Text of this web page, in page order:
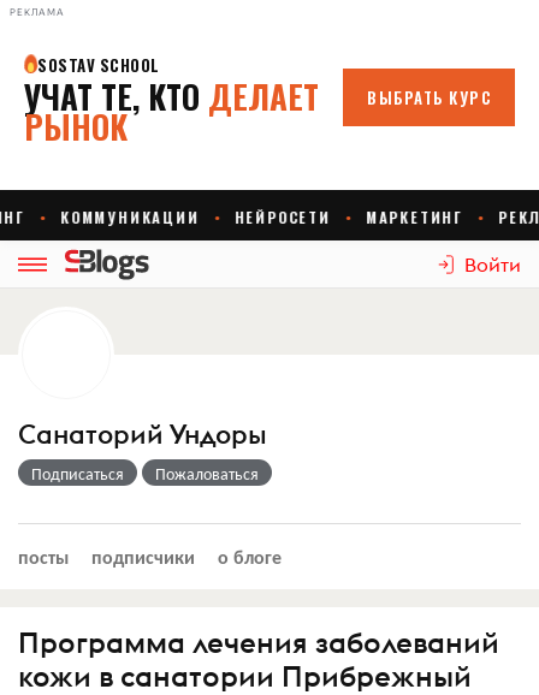
РЕКЛАМА
Войти
Санаторий Ундоры
Подписаться Пожаловаться
посты подписчики о блоге
Программа лечения заболеваний
кожи в санатории Прибрежный